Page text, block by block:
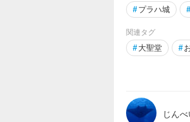
# プラハ城 #
関連タグ
# 大聖堂 #
じん